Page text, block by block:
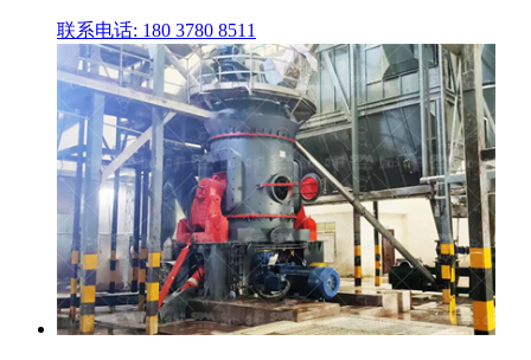
联系电话: 180 3780 8511